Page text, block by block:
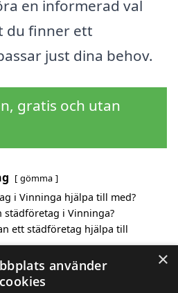
en informerad val
du finner ett
just dina behov.
gratis och utan
gömma
i Vinninga hjälpa till med?
städföretag i Vinninga?
ett städföretag hjälpa till
städföretag i Vinninga
i de omgivande
×
använder
cookies